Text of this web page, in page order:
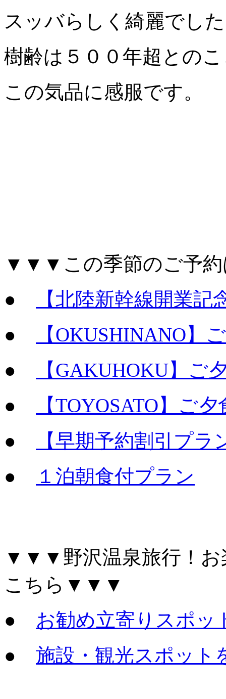
スッバらしく綺麗でし
樹齢は５００年超との
この気品に感服です。
▼▼▼この季節のご予
●
【北陸新幹線開業
●
【OKUSHINANO】
●
【GAKUHOKU】ご
●
【TOYOSATO】ご
●
【早期予約割引プ
●
１泊朝食付プラン
▼▼▼野沢温泉旅行！お
こちら▼▼▼
● お勧め立寄りスポッ
● 施設・観光スポット